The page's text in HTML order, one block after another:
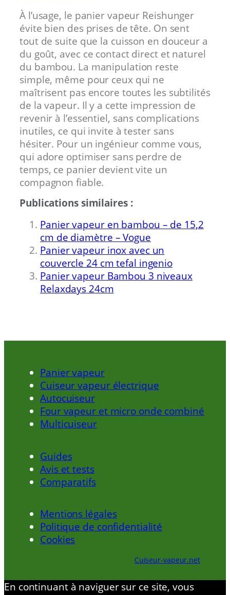
À l’usage, le panier vapeur Reishunger
évite bien des prises de tête. On sent
tout de suite que la cuisson en douceur a
du goût, avec ce contact direct et naturel
du bambou. La manipulation reste
simple, même pour ceux qui ne
maîtrisent pas encore toutes les subtilités
de la vapeur. Il y a cette impression de
revenir à l’essentiel, sans complications
inutiles, ce qui invite à tester sans
hésiter. Pour un ingénieur comme vous,
qui adore optimiser sans perdre de
temps, ce panier devient vite un
compagnon fiable.
Publications similaires :
Panier vapeur en bambou – de 15,2
cm de diamètre – Vogue
Panier vapeur inox avec un
couvercle 24 cm tefal ingenio
Panier vapeur Bambou 3 niveaux
Relaxdays 24cm
Panier vapeur
Cuiseur vapeur électrique
Autocuiseur
Four vapeur et micro onde combiné
Multicuiseur
Guides
Avis et tests
Comparatifs
Mentions légales
Politique de confidentialité
Cookies
Cuiseur-vapeur.net
En continuant à naviguer sur ce site, vous